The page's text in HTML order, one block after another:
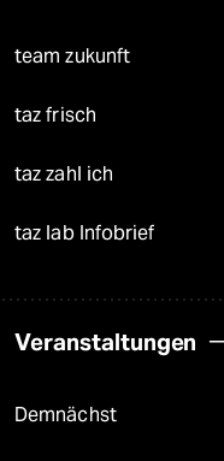
team zukunft
taz frisch
taz zahl ich
taz lab Infobrief
Veranstaltungen
Demnächst